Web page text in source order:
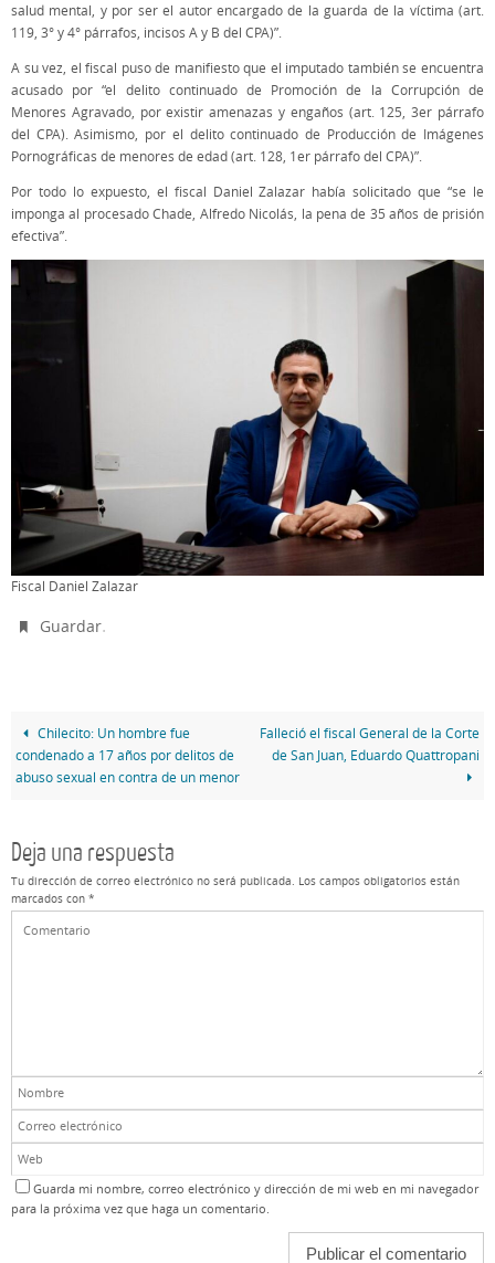
salud mental, y por ser el autor encargado de la guarda de la víctima (art.
119, 3° y 4° párrafos, incisos A y B del CPA)”.
A su vez, el fiscal puso de manifiesto que el imputado también se encuentra
acusado por “el delito continuado de Promoción de la Corrupción de
Menores Agravado, por existir amenazas y engaños (art. 125, 3er párrafo
del CPA). Asimismo, por el delito continuado de Producción de Imágenes
Pornográficas de menores de edad (art. 128, 1er párrafo del CPA)”.
Por todo lo expuesto, el fiscal Daniel Zalazar había solicitado que “se le
imponga al procesado Chade, Alfredo Nicolás, la pena de 35 años de prisión
efectiva”.
Fiscal Daniel Zalazar
Guardar.
Chilecito: Un hombre fue
condenado a 17 años por delitos de
abuso sexual en contra de un menor
Falleció el fiscal General de la Corte
de San Juan, Eduardo Quattropani
Deja una respuesta
Tu dirección de correo electrónico no será publicada. Los campos obligatorios están
marcados con *
Guarda mi nombre, correo electrónico y dirección de mi web en mi navegador
para la próxima vez que haga un comentario.